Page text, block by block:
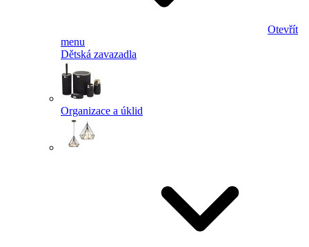
Otevřít
menu
Dětská zavazadla
Organizace a úklid